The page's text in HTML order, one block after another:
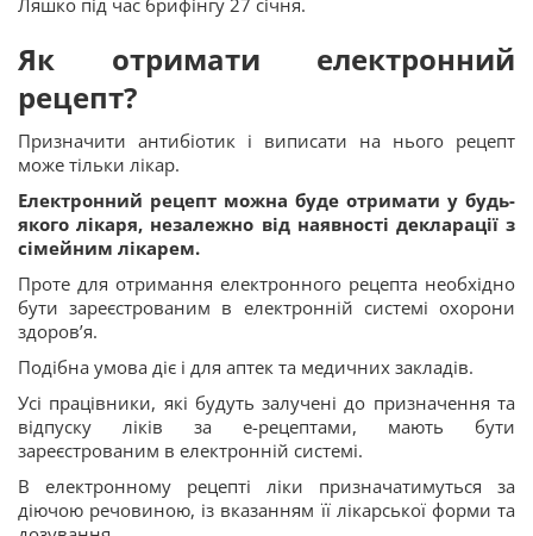
Ляшко під час брифінгу 27 січня.
Як отримати електронний
рецепт?
Призначити антибіотик і виписати на нього рецепт
може тільки лікар.
Електронний рецепт можна буде отримати у будь-
якого лікаря, незалежно від наявності декларації з
сімейним лікарем.
Проте для отримання електронного рецепта необхідно
бути зареєстрованим в електронній системі охорони
здоров’я.
Подібна умова діє і для аптек та медичних закладів.
Усі працівники, які будуть залучені до призначення та
відпуску ліків за е-рецептами, мають бути
зареєстрованим в електронній системі.
В електронному рецепті ліки призначатимуться за
діючою речовиною, із вказанням її лікарської форми та